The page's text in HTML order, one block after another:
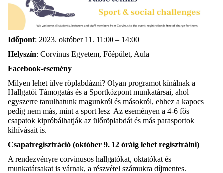
Időpont: 2023. október 11. 11:00 – 14:00
Helyszín: Corvinus Egyetem, Főépület, Aula
Facebook-esemény
Milyen lehet ülve röplabdázni? Olyan programot kínálnak a
Hallgatói Támogatás és a Sportközpont munkatársai, ahol
egyszerre tanulhatunk magunkról és másokról, ehhez a kapocs
pedig nem más, mint a sport lesz. Az eseményen a 4-6 fős
csapatok kipróbálhatják az ülőröplabdát és más parasportok
kihívásait is.
Csapatregisztráció (október 9. 12 óráig lehet regisztrálni)
A rendezvényre corvinusos hallgatókat, oktatókat és
munkatársakat is várnak, a részvétel számukra díjmentes.